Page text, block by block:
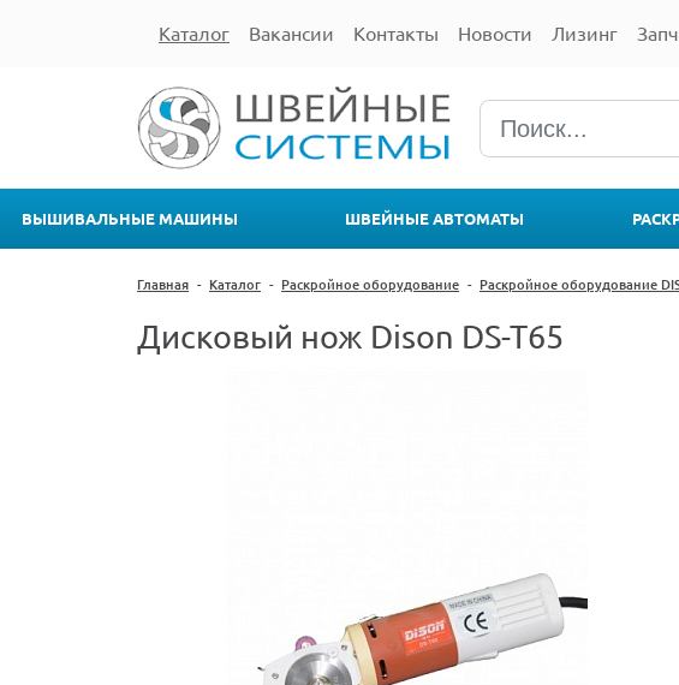
Каталог Вакансии Контакты Новости Лизинг
ВЫШИВАЛЬНЫЕ МАШИНЫ ШВЕЙНЫЕ АВТОМАТЫ
Главная - Каталог - Раскройное оборудование - Раскройное оборудование
Дисковый нож Dison DS-T65